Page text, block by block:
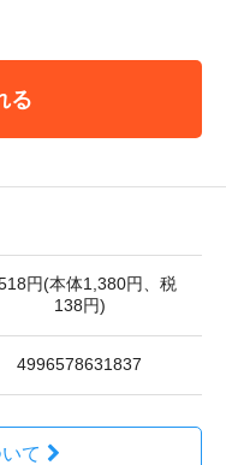
る
円(本体1,380円、税
138円)
4996578631837
て